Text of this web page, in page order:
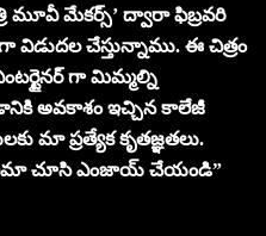
మూవీ మేకర్స్’ ద్వారా ఫిబ్రవరి
గా విడుదల చేస్తున్నాము. ఈ చిత్రం
గా మిమ్మల్ని
అవకాశం ఇచ్చిన కాలేజీ
మా ప్రత్యేక కృతజ్ఞతలు.
చూసి ఎంజాయ్ చేయండి”